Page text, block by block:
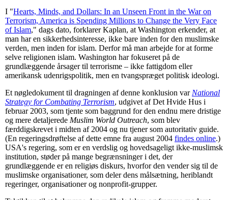
I "Hearts, Minds, and Dollars: In an Unseen Front in the War on
Terrorism, America is Spending Millions to Change the Very Face
of Islam," dags dato, forklarer Kaplan, at Washington erkender, at
man har en sikkerhedsinteresse, ikke bare inden for den muslimske
verden, men inden for islam. Derfor må man arbejde for at forme
selve religionen islam. Washington har fokuseret på de
grundlæggende årsager til terrorisme – ikke fattigdom eller
amerikansk udenrigspolitik, men en tvangspræget politisk ideologi.
Et nøgledokument til dragningen af denne konklusion var National
Strategy for Combating Terrorism, udgivet af Det Hvide Hus i
februar 2003, som tjente som baggrund for den endnu mere dristige
og mere detaljerede Muslim World Outreach, som blev
færddigskrevet i midten af 2004 og nu tjener som autoritativ guide.
(En regeringsdrøftelse af dette emne fra august 2004 findes online.)
USA's regering, som er en verdslig og hovedsageligt ikke-muslimsk
institution, støder på mange begrænsninger i det, der
grundlæggende er en religiøs diskurs, hvorfor den vender sig til de
muslimske organisationer, som deler dens målsætning, heriblandt
regeringer, organisationer og nonprofit-grupper.